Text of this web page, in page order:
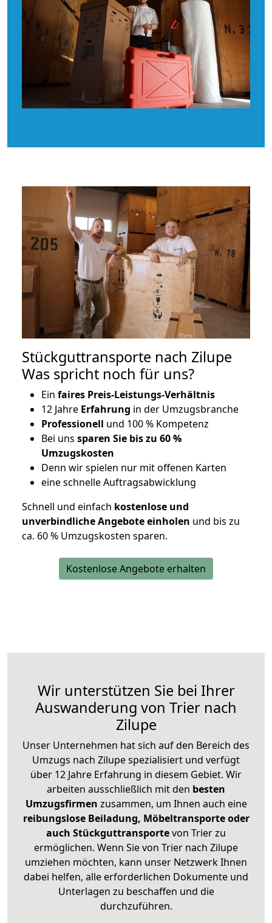
Stückguttransporte nach Zilupe
Was spricht noch für uns?
Ein faires Preis-Leistungs-Verhältnis
12 Jahre Erfahrung in der Umzugsbranche
Professionell und 100 % Kompetenz
Bei uns sparen Sie bis zu 60 %
Umzugskosten
Denn wir spielen nur mit offenen Karten
eine schnelle Auftragsabwicklung
Schnell und einfach kostenlose und
unverbindliche Angebote einholen und bis zu
ca. 60 % Umzugskosten sparen.
Kostenlose Angebote erhalten
Wir unterstützen Sie bei Ihrer
Auswanderung von Trier nach
Zilupe
Unser Unternehmen hat sich auf den Bereich des
Umzugs nach Zilupe spezialisiert und verfügt
über 12 Jahre Erfahrung in diesem Gebiet. Wir
arbeiten ausschließlich mit den besten
Umzugsfirmen zusammen, um Ihnen auch eine
reibungslose Beiladung, Möbeltransporte oder
auch Stückguttransportevon Trier zu
ermöglichen. Wenn Sie von Trier nach Zilupe
umziehen möchten, kann unser Netzwerk Ihnen
dabei helfen, alle erforderlichen Dokumente und
Unterlagen zu beschaffen und die
durchzuführen.